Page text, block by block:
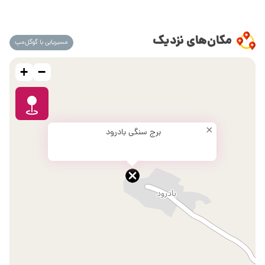
مکان‌های نزدیک مسیریابی با گوگل‌مپ
برج سنگی بادرود ×
+ −